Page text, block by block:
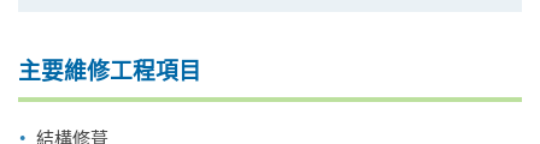
主要維修工程項目
結構修葺